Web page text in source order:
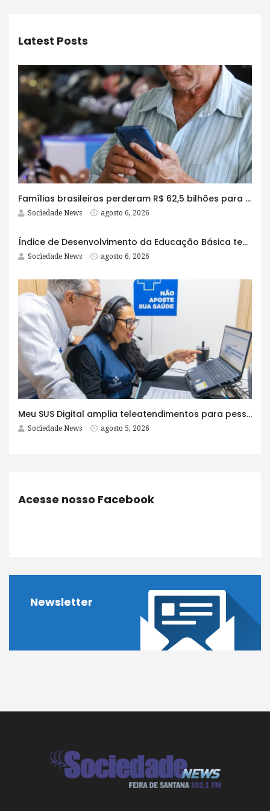
Latest Posts
Famílias brasileiras perderam R$ 62,5 bilhões para bets em 2025
Sociedade News agosto 6, 2026
Índice de Desenvolvimento da Educação Básica tem elevação em todas as etapas
Sociedade News agosto 6, 2026
Meu SUS Digital amplia teleatendimentos para pessoas com problemas com jogos e apostas
Sociedade News agosto 5, 2026
Acesse nosso Facebook
Newsletter